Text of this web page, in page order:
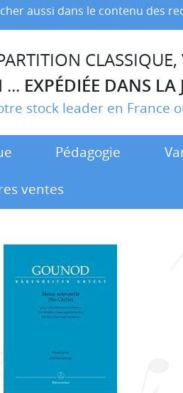
aussi dans le contenu des
... EXPÉDIÉE DANS LA
stock leader en France
Pédagogie
ventes